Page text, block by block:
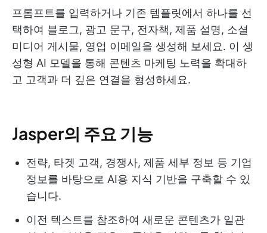
프롬프트를 입력하거나 기존 템플릿에서 하나를 선
택하여 블로그, 광고 문구, 전자책, 제품 설명, 소셜
미디어 게시물, 영업 이메일을 생성해 보세요. 이 생
성형 AI 모델을 통해 콘텐츠 마케팅 노력을 확대하
고 고객과 더 깊은 연결을 형성하세요.
Jasper의 주요 기능
전략, 타겟 고객, 경쟁사, 제품 세부 정보 등 기업
정보를 바탕으로 AI용 지식 기반을 구축할 수 있
습니다.
이전 텍스트를 참조하여 새로운 콘텐츠가 일관